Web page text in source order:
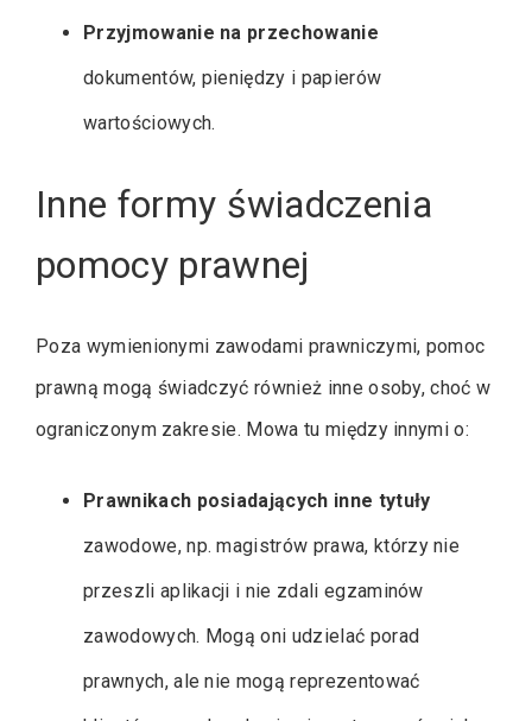
Przyjmowanie na przechowanie
dokumentów, pieniędzy i papierów
wartościowych.
Inne formy świadczenia
pomocy prawnej
Poza wymienionymi zawodami prawniczymi, pomoc
prawną mogą świadczyć również inne osoby, choć w
ograniczonym zakresie. Mowa tu między innymi o:
Prawnikach posiadających inne tytuły
zawodowe, np. magistrów prawa, którzy nie
przeszli aplikacji i nie zdali egzaminów
zawodowych. Mogą oni udzielać porad
prawnych, ale nie mogą reprezentować